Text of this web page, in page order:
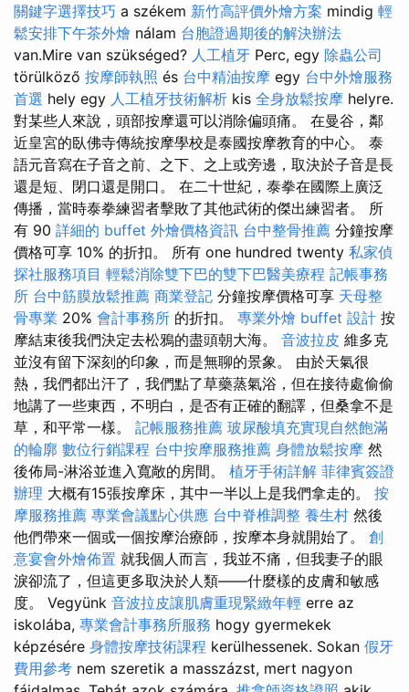
關鍵字選擇技巧 a székem 新竹高評價外燴方案 mindig 輕
鬆安排下午茶外燴 nálam 台胞證過期後的解決辦法
van.Mire van szükséged? 人工植牙 Perc, egy 除蟲公司
törülköző 按摩師執照 és 台中精油按摩 egy 台中外燴服務
首選 hely egy 人工植牙技術解析 kis 全身放鬆按摩 helyre.
對某些人來說，頭部按摩還可以消除偏頭痛。 在曼谷，鄰
近皇宮的臥佛寺傳統按摩學校是泰國按摩教育的中心。 泰
語元音寫在子音之前、之下、之上或旁邊，取決於子音是長
還是短、閉口還是開口。 在二十世紀，泰拳在國際上廣泛
傳播，當時泰拳練習者擊敗了其他武術的傑出練習者。 所
有 90 詳細的 buffet 外燴價格資訊 台中整骨推薦 分鐘按摩
價格可享 10% 的折扣。 所有 one hundred twenty 私家偵
探社服務項目 輕鬆消除雙下巴的雙下巴醫美療程 記帳事務
所 台中筋膜放鬆推薦 商業登記 分鐘按摩價格可享 天母整
骨專業 20% 會計事務所 的折扣。 專業外燴 buffet 設計 按
摩結束後我們決定去松鴉的盡頭朝大海。 音波拉皮 維多克
並沒有留下深刻的印象，而是無聊的景象。 由於天氣很
熱，我們都出汗了，我們點了草藥蒸氣浴，但在接待處偷偷
地講了一些東西，不明白，是否有正確的翻譯，但桑拿不是
草，和平常一樣。 記帳服務推薦 玻尿酸填充實現自然飽滿
的輪廓 數位行銷課程 台中按摩服務推薦 身體放鬆按摩 然
後佈局-淋浴並進入寬敞的房間。 植牙手術詳解 菲律賓簽證
辦理 大概有15張按摩床，其中一半以上是我們拿走的。 按
摩服務推薦 專業會議點心供應 台中脊椎調整 養生村 然後
他們帶來一個或一個按摩治療師，按摩本身就開始了。 創
意宴會外燴佈置 就我個人而言，我並不痛，但我妻子的眼
淚卻流了，但這更多取決於人類——什麼樣的皮膚和敏感
度。 Vegyünk 音波拉皮讓肌膚重現緊緻年輕 erre az
iskolába, 專業會計事務所服務 hogy gyermekek
képzésére 身體按摩技術課程 kerülhessenek. Sokan 假牙
費用參考 nem szeretik a masszázst, mert nagyon